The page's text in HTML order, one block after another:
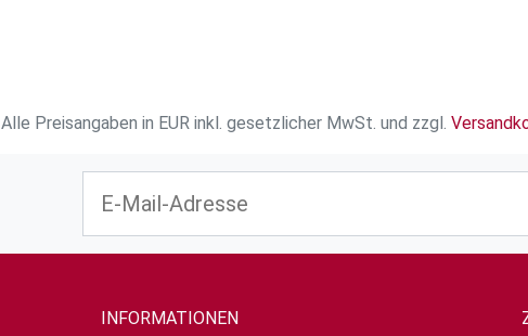
Alle Preisangaben in EUR inkl. gesetzlicher MwSt. und zzgl.
INFORMATIONEN